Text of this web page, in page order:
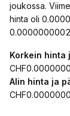
joukossa.
hinta oli
Korkein hinta
Alin hinta ja